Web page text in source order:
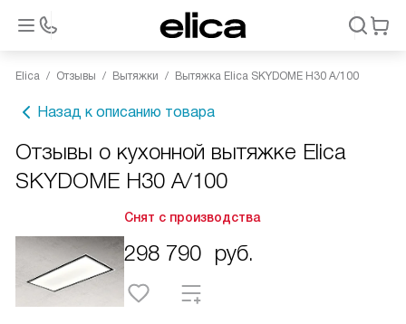
Elica Отзывы Вытяжки Вытяжка Elica SKYDOME H30 A/100
Назад к описанию товара
Отзывы о кухонной вытяжке Elica
SKYDOME H30 A/100
Снят с производства
298 790 руб.